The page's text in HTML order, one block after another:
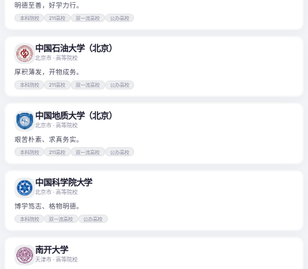
明德至善，好学力行。
本科院校 211高校 双一流高校 公办高校
中国石油大学（北京）
北京市· 高等院校
厚积薄发，开物成务。
本科院校 211高校 双一流高校 公办高校
中国地质大学（北京）
北京市· 高等院校
艰苦朴素、求真务实。
本科院校 211高校 双一流高校 公办高校
中国科学院大学
北京市· 高等院校
博学笃志、格物明德。
本科院校 双一流高校 公办高校
南开大学
天津市· 高等院校